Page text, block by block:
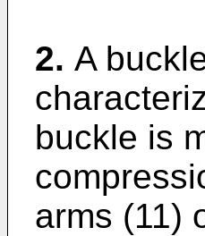
2. A
buckle is
arms (11)